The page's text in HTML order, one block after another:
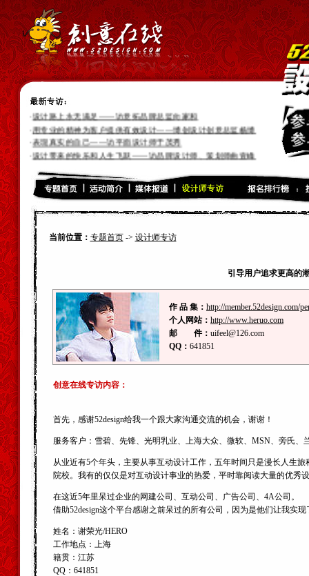
·付出了才会有收获--访设计师张帅
·灵感源于生活，生活丰富设计灵感--访设计师肖国银
·设计路上永无满足——访意拓品牌总监向家和
·用专业的精神为客户提供有效设计——博创设计创意总监杨博
·表现真实的自己——访平面设计师于茂秀
· 设计带来的快乐和人生飞跃——访品牌设计师、策划师曲壹峰
·张洪科的品牌设计十年路——访平面设计师张洪科
专业,专注--访设计师:伍卫平
引导用户追求更高的潮流时尚风向标--访互动设计师“谢荣光”
朝着光的方向就会到达目的地--访插画设计师“Tonyc”
·好的设计需要好的沟通--访设计师“徐国君”
·我不会永远渺小--访设计师“小肆”
灵感来源与勤奋的获取--访插画设计师“赵悦”
·寂寞行走，奇幻旅程--插画设计师“大卫卡森”
当前位置： 专题首页-> 设计师专访
引导用户追求更高的
作 品 集： http://member.52design.com/
个人网站： http://www.heruo.com
邮 件： uifeel@126.com
QQ： 641851
创意在线专访内容：
首先，感谢52design给我一个跟大家沟通交流的机会，谢谢！
服务客户：雪碧、先锋、光明乳业、上海大众、微软、MSN、旁氏
从业近有5个年头，主要从事互动设计工作，五年时间只是漫长人生
院校。我有的仅仅是对互动设计事业的热爱，平时靠阅读大量的优秀
在这近5年里呆过企业的网建公司、互动公司、广告公司、4A公司。
借助52design这个平台感谢之前呆过的所有公司，因为是他们让我实
姓名：谢荣光/HERO
工作地点：上海
籍贯：江苏
QQ：641851